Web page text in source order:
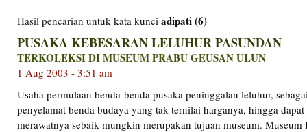
Hasil pencarian untuk kata kunci adipati (6)
PUSAKA KEBESARAN LELUHUR PASUNDAN
TERKOLEKSI DI MUSEUM PRABU GEUSAN ULUN
1 Aug 2003 - 3:51 am
Usaha permulaan benda-benda pusaka peninggalan leluhur,
penyelamat benda budaya yang tak ternilai harganya, hingga
merawatnya sebaik mungkin merupakan tujuan museum. Museum